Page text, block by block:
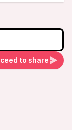
to share